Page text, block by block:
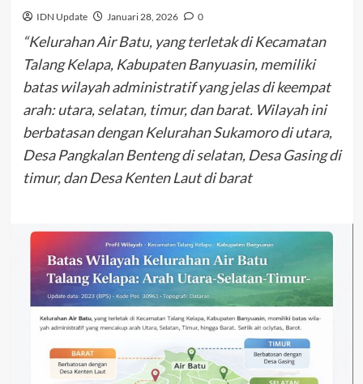
IDN Update Januari 28, 2026 0
“Kelurahan Air Batu, yang terletak di Kecamatan
Talang Kelapa, Kabupaten Banyuasin, memiliki
batas wilayah administratif yang jelas di keempat
arah: utara, selatan, timur, dan barat. Wilayah ini
berbatasan dengan Kelurahan Sukamoro di utara,
Desa Pangkalan Benteng di selatan, Desa Gasing di
timur, dan Desa Kenten Laut di barat